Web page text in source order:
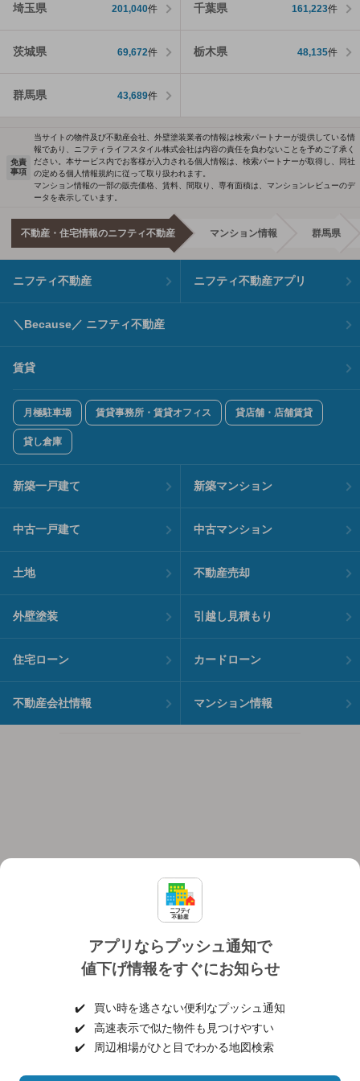
埼玉県 201,040件 千葉県 161,223件
茨城県 69,672件 栃木県 48,135件
群馬県 43,689件
アプリならプッシュ通知で
値下げ情報をすぐにお知らせ
✔️
買い時を逃さない便利なプッシュ通知
✔️
高速表示で似た物件も見つけやすい
✔️
周辺相場がひと目でわかる地図検索
免責
事項
当サイトの物件及び不動産会社、外壁塗装業者の情報は検索パートナーが提供している情
報であり、ニフティライフスタイル株式会社は内容の責任を負わないことを予めご了承く
ださい。本サービス内でお客様が入力される個人情報は、検索パートナーが取得し、同社
の定める個人情報規約に従って取り扱われます。
マンション情報の一部の販売価格、賃料、間取り、専有面積は、マンションレビューのデ
ータを表示しています。
不動産・住宅情報のニフティ不動産 マンション情報 群馬県
ニフティ不動産 ニフティ不動産アプリ
＼Because／ ニフティ不動産
賃貸
月極駐車場 賃貸事務所・賃貸オフィス 貸店舗・店舗賃貸
貸し倉庫
新築一戸建て 新築マンション
中古一戸建て 中古マンション
土地 不動産売却
外壁塗装 引越し見積もり
住宅ローン カードローン
不動産会社情報 マンション情報
個人情報保護ポリシー 利用規約
ヘルプ・お問い合わせ 採用情報